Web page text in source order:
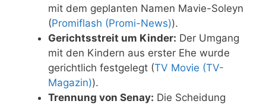
mit dem geplanten Namen Mavie-Soleyn
(Promiflash (Promi-News)).
Gerichtsstreit um Kinder: Der Umgang
mit den Kindern aus erster Ehe wurde
gerichtlich festgelegt (TV Movie (TV-
Magazin)).
Trennung von Senay: Die Scheidung